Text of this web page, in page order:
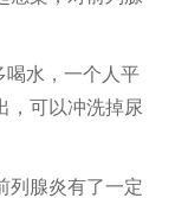
喝水，一个人平
，可以冲洗掉尿
列腺炎有了一定